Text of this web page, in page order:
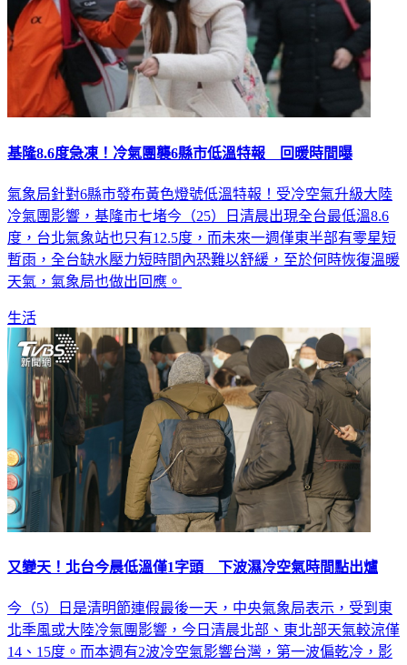
基隆8.6度急凍！冷氣團襲6縣市低溫特報 回暖時間曝
氣象局針對6縣市發布黃色燈號低溫特報！受冷空氣升級大陸
冷氣團影響，基隆市七堵今（25）日清晨出現全台最低溫8.6
度，台北氣象站也只有12.5度，而未來一週僅東半部有零星短
暫雨，全台缺水壓力短時間內恐難以舒緩，至於何時恢復溫暖
天氣，氣象局也做出回應。
生活
又變天！北台今晨低溫僅1字頭 下波濕冷空氣時間點出爐
今（5）日是清明節連假最後一天，中央氣象局表示，受到東
北季風或大陸冷氣團影響，今日清晨北部、東北部天氣較涼僅
14、15度。而本週有2波冷空氣影響台灣，第一波偏乾冷，影